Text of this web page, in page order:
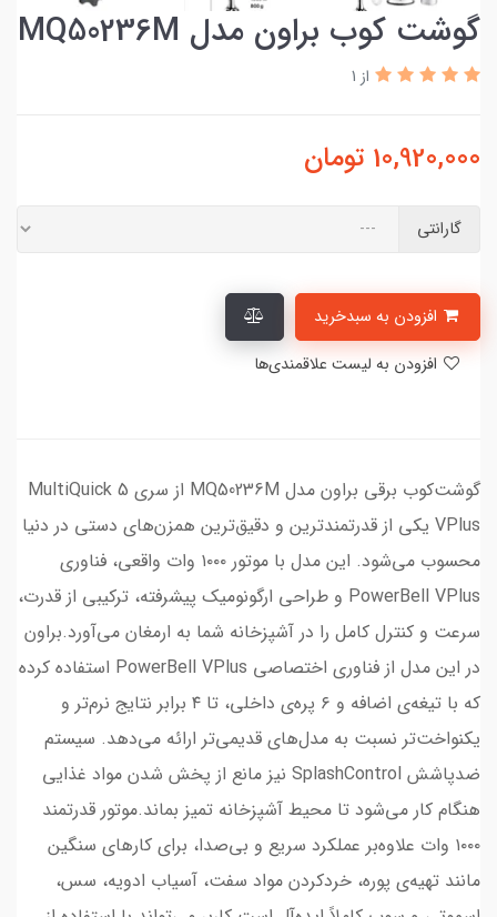
گوشت کوب براون مدل MQ50236M
از 1
10,920,000 تومان
گارانتی
گوشت‌کوب برقی براون مدل MQ50236M از سری MultiQuick 5
VPlus یکی از قدرتمندترین و دقیق‌ترین همزن‌های دستی در دنیا
محسوب می‌شود. این مدل با موتور ۱۰۰۰ وات واقعی، فناوری
PowerBell VPlus و طراحی ارگونومیک پیشرفته، ترکیبی از قدرت،
سرعت و کنترل کامل را در آشپزخانه شما به ارمغان می‌آورد.براون
در این مدل از فناوری اختصاصی PowerBell VPlus استفاده کرده
که با تیغه‌ی اضافه و ۶ پره‌ی داخلی، تا ۴ برابر نتایج نرم‌تر و
یکنواخت‌تر نسبت به مدل‌های قدیمی‌تر ارائه می‌دهد. سیستم
ضدپاشش SplashControl نیز مانع از پخش شدن مواد غذایی
هنگام کار می‌شود تا محیط آشپزخانه تمیز بماند.موتور قدرتمند
۱۰۰۰ وات علاوه‌بر عملکرد سریع و بی‌صدا، برای کارهای سنگین
مانند تهیه‌ی پوره، خردکردن مواد سفت، آسیاب ادویه، سس،